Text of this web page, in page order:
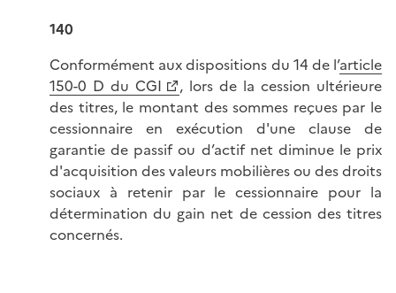
140
Conformément aux dispositions du 14 de l’article
150-0 D du CGI
, lors de la cession ultérieure
des titres, le montant des sommes reçues par le
cessionnaire en exécution d'une clause de
garantie de passif ou d’actif net diminue le prix
d'acquisition des valeurs mobilières ou des droits
sociaux à retenir par le cessionnaire pour la
détermination du gain net de cession des titres
concernés.